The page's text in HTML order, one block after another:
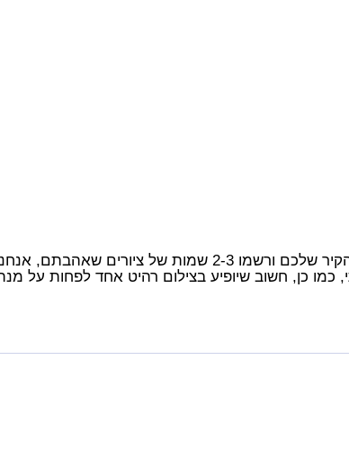
אנחנו נדאג לכל השאר.
כמו כן, חשוב שיופיע בצילום רהיט אחד לפחות על